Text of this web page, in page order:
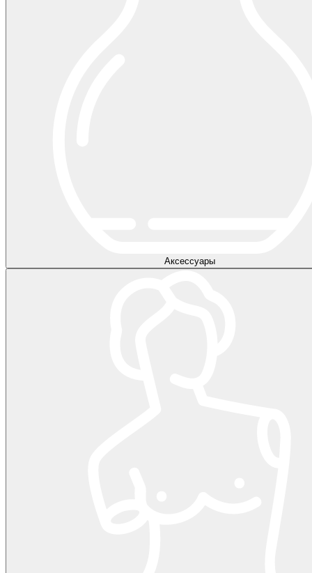
Аксессуары